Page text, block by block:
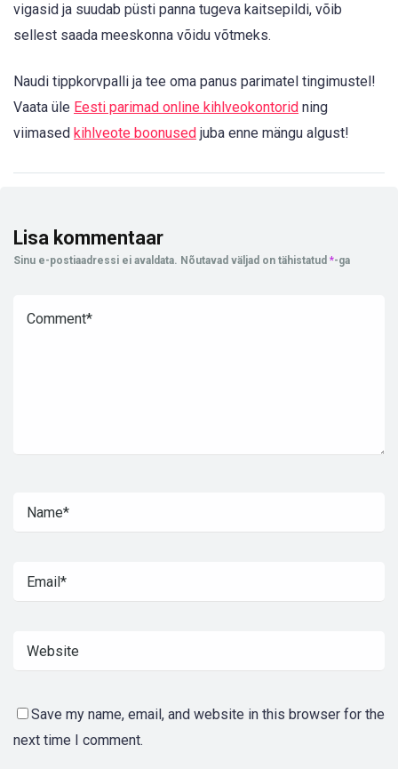
vigasid ja suudab püsti panna tugeva kaitsepildi, võib
sellest saada meeskonna võidu võtmeks.
Naudi tippkorvpalli ja tee oma panus parimatel tingimustel!
Vaata üle Eesti parimad online kihlveokontorid ning
viimased kihlveote boonused juba enne mängu algust!
Lisa kommentaar
Sinu e-postiaadressi ei avaldata. Nõutavad väljad on tähistatud *-ga
Save my name, email, and website in this browser for the
next time I comment.